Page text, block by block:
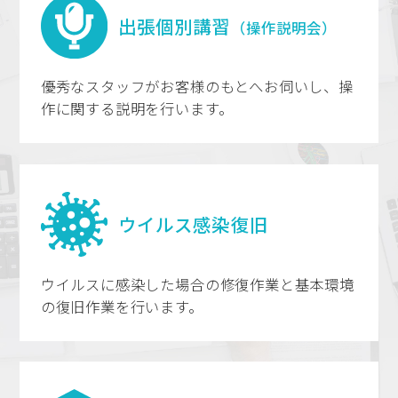
出張個別講習 （操作説明会）
優秀なスタッフがお客様のもとへお伺いし、操
作に関する説明を行います。
ウイルス感染復旧
ウイルスに感染した場合の修復作業と基本環境
の復旧作業を行います。